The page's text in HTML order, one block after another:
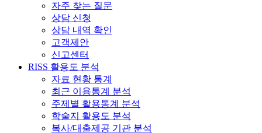
자주 찾는 질문
상담 신청
상담 내역 확인
고객제안
신고센터
RISS 활용도 분석
자료 현황 통계
최근 이용통계 분석
주제별 활용통계 분석
학술지 활용도 분석
복사/대출제공 기관 분석